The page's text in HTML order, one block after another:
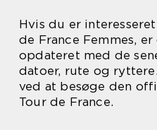
Hvis du er
de France Femmes,
opdateret med de
datoer, rute og
ved at besøge den
Tour de France.